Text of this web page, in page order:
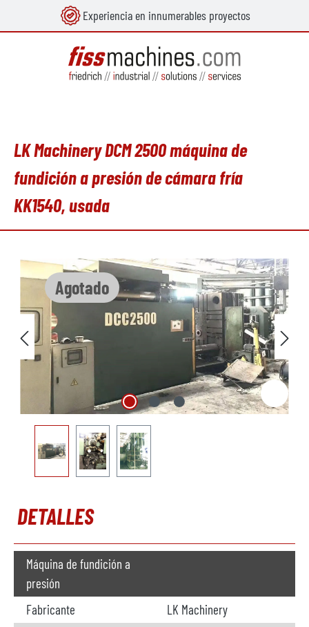
principal Experiencia en innumerables proyectos
LK Machinery DCM 2500 máquina de
fundición a presión de cámara fría
KK1540, usada
Agotado
Omitir galería de imágenes
DETALLES
Máquina de fundición a
presión
Fabricante
LK Machinery